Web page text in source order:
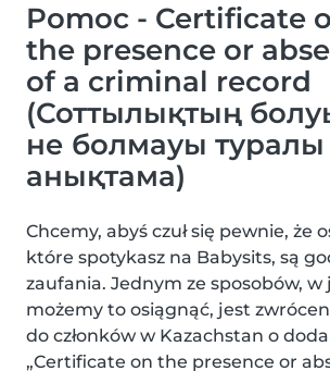
Pomoc - Certificate
the presence or
of a criminal record
(Соттылықтың
не болмауы туралы
анықтама)
Chcemy, abyś czuł się pewnie, że
które spotykasz na Babysits, są
zaufania. Jednym ze sposobów, w
możemy to osiągnąć, jest
do członków w Kazachstan o
„Certificate on the presence or